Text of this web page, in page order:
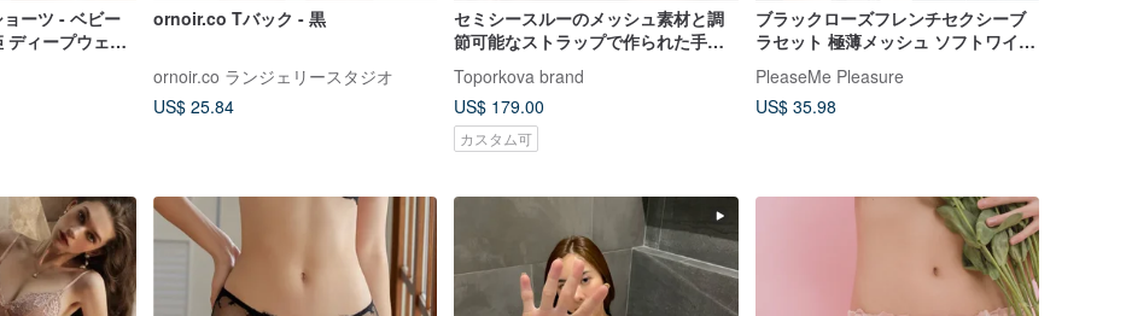
ーツ - ベビー
ディープウェー
ornoir.co Tバック - 黒
ornoir.co ランジェリースタジオ
US$ 25.84
セミシースルーのメッシュ素材と調
節可能なストラップで作られた手作
Toporkova brand
US$ 179.00
カスタム可
ブラックローズフレンチセクシーブ
ラセット 極薄メッシュ ソフトワイヤ
PleaseMe Pleasure
US$ 35.98